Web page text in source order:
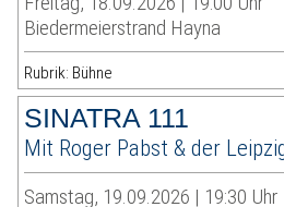
Biedermeierstrand Hayna
Rubrik: Bühne
SINATRA 111
Mit Roger Pabst & der
Samstag, 19.09.2026 | 19:30 Uhr